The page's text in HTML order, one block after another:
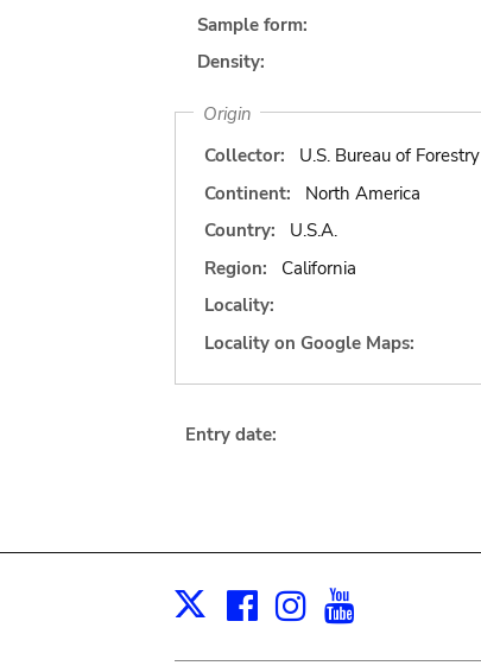
Sample form:
Density:
Origin
Collector:
U.S. Bureau of Forestry
Continent:
North America
Country:
U.S.A.
Region:
California
Locality:
Locality on Google Maps:
Entry date:
X Facebook
Instagram